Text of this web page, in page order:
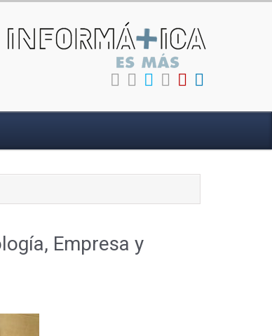
Empresa y